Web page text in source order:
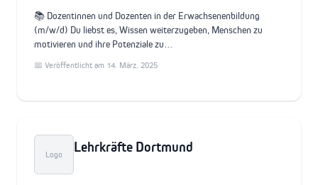
📚 Dozentinnen und Dozenten in der Erwachsenenbildung
(m/w/d) Du liebst es, Wissen weiterzugeben, Menschen zu
motivieren und ihre Potenziale zu…
📅 Veröffentlicht am 14. März. 2025
Logo Lehrkräfte Dortmund